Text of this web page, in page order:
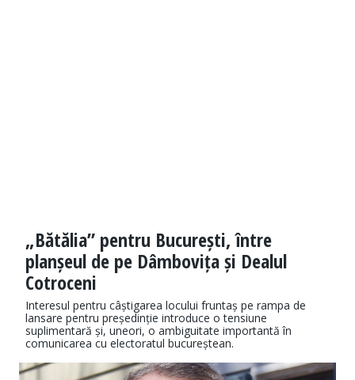
„Bătălia” pentru București, între
planșeul de pe Dâmbovița și Dealul
Cotroceni
Interesul pentru câștigarea locului fruntaș pe rampa de
lansare pentru președinție introduce o tensiune
suplimentară și, uneori, o ambiguitate importantă în
comunicarea cu electoratul bucureștean.